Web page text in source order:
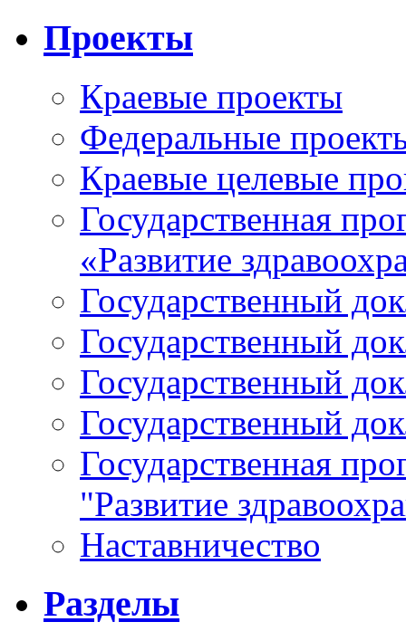
Проекты
Краевые проекты
Федеральные
Краевые целевые
Государственная
«Развитие
Государственный
Государственный
Государственный
Государственный
Государственная
"Развитие
Наставничество
Разделы